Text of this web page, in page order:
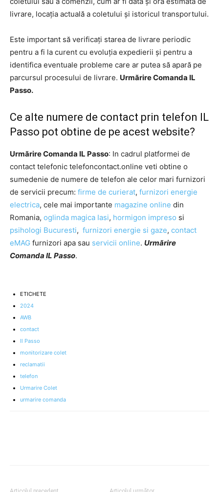
livrare, locația actuală a coletului și istoricul transportului.
Este important să verificați starea de livrare periodic
pentru a fi la curent cu evoluția expedierii și pentru a
identifica eventuale probleme care ar putea să apară pe
parcursul procesului de livrare. Urmărire Comanda IL
Passo.
Ce alte numere de contact prin telefon IL
Passo pot obtine de pe acest website?
Urmărire Comanda IL Passo: In cadrul platformei de
contact telefonic telefoncontact.online veti obtine o
sumedenie de numere de telefon ale celor mari furnizori
de servicii precum: firme de curierat, furnizori energie
electrica, cele mai importante magazine online din
Romania, oglinda magica Iasi, hormigon impreso si
psihologi Bucuresti, furnizori energie si gaze, contact
eMAG furnizori apa sau servicii online. Urmărire
Comanda IL Passo.
ETICHETE
2024
AWB
contact
Il Passo
monitorizare colet
reclamatii
telefon
Urmarire Colet
urmarire comanda